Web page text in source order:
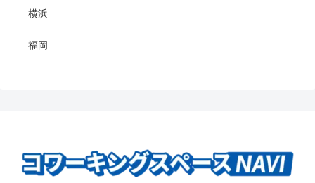
横浜
福岡